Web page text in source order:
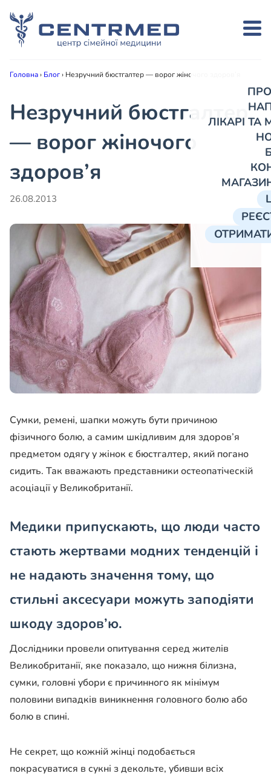
ЛІКАРІ
Головна› Блог› Незручний бюстгалтер — ворог жіночого здоров’я
Незручний бюстгалтер
— ворог жіночого
здоров’я
26.08.2013
Сумки, ремені, шапки можуть бути причиною
фізичного болю, а самим шкідливим для здоров’я
предметом одягу у жінок є бюстгалтер, який погано
сидить. Так вважають представники остеопатіческій
асоціації у Великобританії.
Медики припускають, що люди часто
стають жертвами модних тенденцій і
не надають значення тому, що
стильні аксесуари можуть заподіяти
шкоду здоров’ю.
Дослідники провели опитування серед жителів
Великобританії, яке показало, що нижня білизна,
сумки, головні убори є причинного як мінімум
половини випадків виникнення головного болю або
болю в спині.
Не секрет, що кожній жінці подобається
покрасуватися в сукні з декольте, убивши всіх